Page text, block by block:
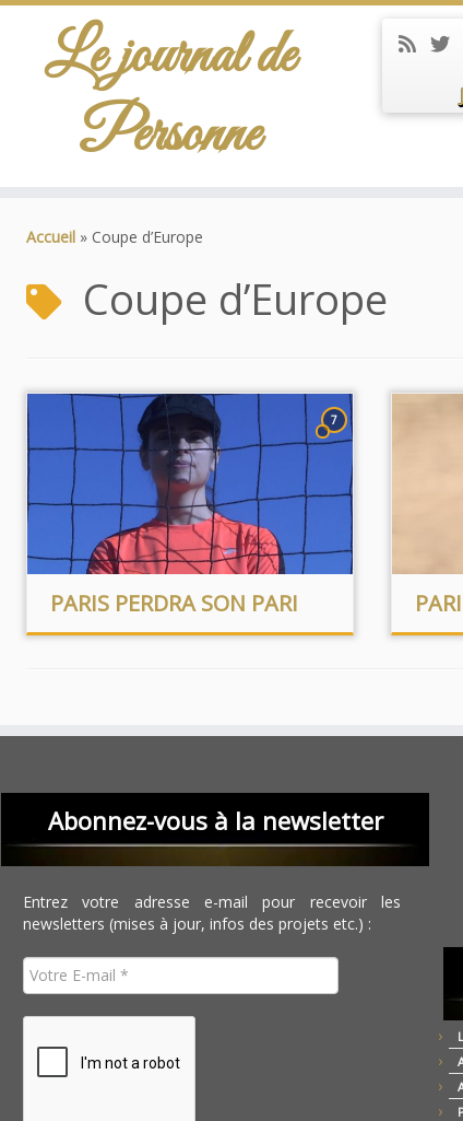
Le journal de
Personne
Accueil » Coupe d’Europe
Coupe d’Europe
7
PARIS PERDRA SON PARI
Abonnez-vous à la newsletter
Entrez votre adresse e-mail pour recevoir les
newsletters (mises à jour, infos des projets etc.) :